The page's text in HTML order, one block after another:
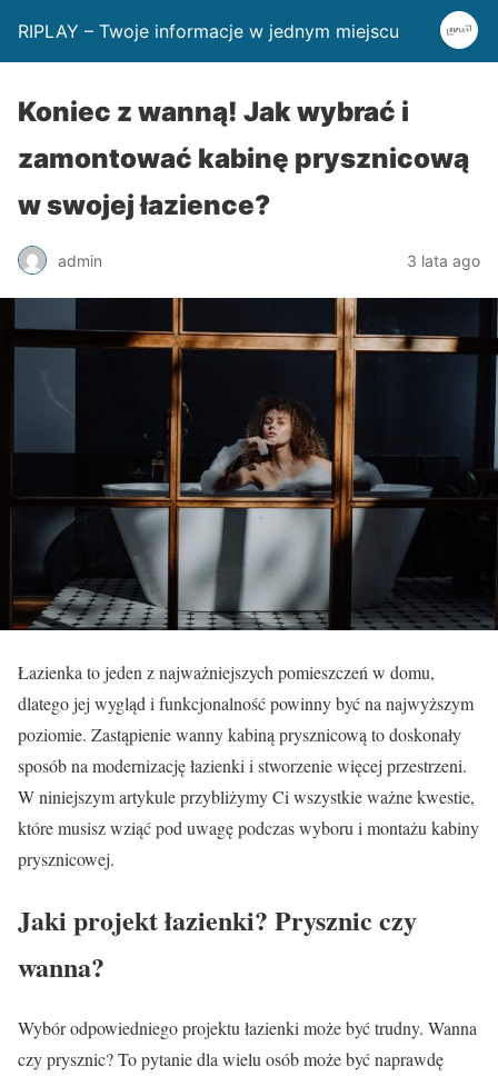
RIPLAY – Twoje informacje w jednym miejscu
Koniec z wanną! Jak wybrać i
zamontować kabinę prysznicową
w swojej łazience?
admin 3 lata ago
Łazienka to jeden z najważniejszych pomieszczeń w domu,
dlatego jej wygląd i funkcjonalność powinny być na najwyższym
poziomie. Zastąpienie wanny kabiną prysznicową to doskonały
sposób na modernizację łazienki i stworzenie więcej przestrzeni.
W niniejszym artykule przybliżymy Ci wszystkie ważne kwestie,
które musisz wziąć pod uwagę podczas wyboru i montażu kabiny
prysznicowej.
Jaki projekt łazienki? Prysznic czy
wanna?
Wybór odpowiedniego projektu łazienki może być trudny. Wanna
czy prysznic? To pytanie dla wielu osób może być naprawdę